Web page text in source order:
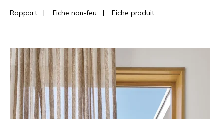
Rapport | Fiche non-feu | Fiche produit